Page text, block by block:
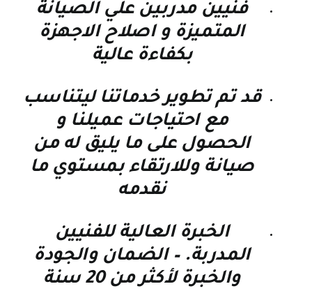
فنيين مدربين علي الصيانة
المتميزة و اصلاح الاجهزة
بكفاءة عالية
قد تم تطوير خدماتنا ليتناسب
مع احتياجات عميلنا و
الحصول على ما يليق له من
صيانة وللارتقاء بمستوي ما
نقدمه
الخبرة العالية للفنيين
المدربة. – الضمان والجودة
والخبرة لأكثر من 20 سنة